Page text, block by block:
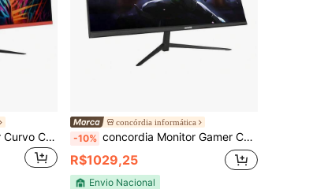
concordia Monitor Gamer Curvo Concórdia 27 Polegadas CZ270F 100Hz Full HD LED sRGB 99% VGA Preto
concórdia informática
-10% concordia Monitor Gamer Concórdia 27" 2K WQHD 165Hz 1ms FreeSync Premium HDR10 DisplayPort
R$1029,25
Envio Nacional